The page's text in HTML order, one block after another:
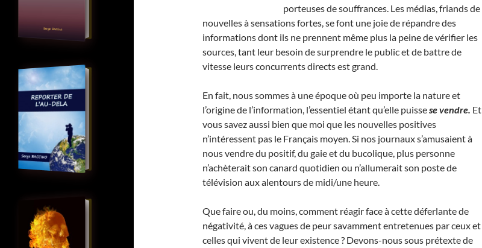
porteuses de souffrances. Les médias, friands de
nouvelles à sensations fortes, se font une joie de répandre des
informations dont ils ne prennent même plus la peine de vérifier les
sources, tant leur besoin de surprendre le public et de battre de
vitesse leurs concurrents directs est grand.
En fait, nous sommes à une époque où peu importe la nature et
l’origine de l’information, l’essentiel étant qu’elle puissese vendre. Et
vous savez aussi bien que moi que les nouvelles positives
n’intéressent pas le Français moyen. Si nos journaux s’amusaient à
nous vendre du positif, du gaie et du bucolique, plus personne
n’achèterait son canard quotidien ou n’allumerait son poste de
télévision aux alentours de midi/une heure.
Que faire ou, du moins, comment réagir face à cette déferlante de
négativité, à ces vagues de peur savamment entretenues par ceux et
celles qui vivent de leur existence ? Devons-nous sous prétexte de